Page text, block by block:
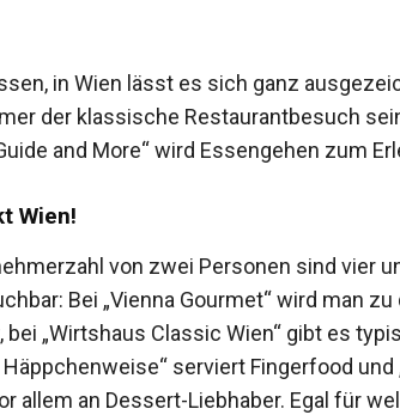
in Wien lässt es sich ganz
der klassische Restaurantbesuch
and More“ wird Essengehen zum
Wien!
von zwei Personen sind vier
Bei „Vienna Gourmet“ wird man zu
bei „Wirtshaus Classic Wien“ gibt es
Häppchenweise“ serviert ­Fingerfood und
allem an Dessert-Liebhaber. Egal für